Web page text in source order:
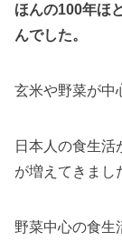
ほんの100年ほ
んでした。
玄米や野菜が中
日本人の食生活
が増えてきまし
野菜中心の食生